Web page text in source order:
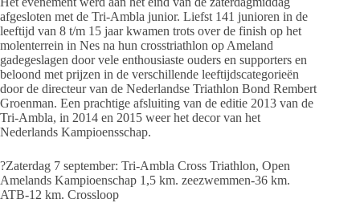
afgesloten met de Tri-Ambla junior. Liefst 141 junioren in de
leeftijd van 8 t/m 15 jaar kwamen trots over de finish op het
molenterrein in Nes na hun crosstriathlon op Ameland
gadegeslagen door vele enthousiaste ouders en supporters en
beloond met prijzen in de verschillende leeftijdscategorieën
door de directeur van de Nederlandse Triathlon Bond Rembert
Groenman. Een prachtige afsluiting van de editie 2013 van de
Tri-Ambla, in 2014 en 2015 weer het decor van het
Nederlands Kampioensschap.
?Zaterdag 7 september: Tri-Ambla Cross Triathlon, Open
Amelands Kampioenschap 1,5 km. zeezwemmen-36 km.
ATB-12 km. Crossloop